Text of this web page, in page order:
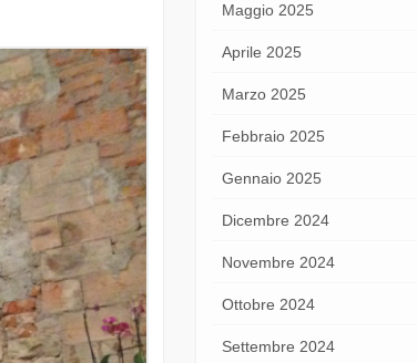
Maggio 2025
Aprile 2025
Marzo 2025
Febbraio 2025
Gennaio 2025
Dicembre 2024
Novembre 2024
Ottobre 2024
Settembre 2024